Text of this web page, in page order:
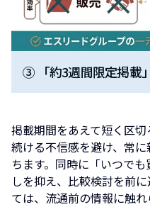
③ 「約3週間限定掲載
掲載期間をあえて短く区
続ける不信感を避け、常
ちます。同時に「いつで
しを抑え、比較検討を前
ては、流通前の情報に触れ